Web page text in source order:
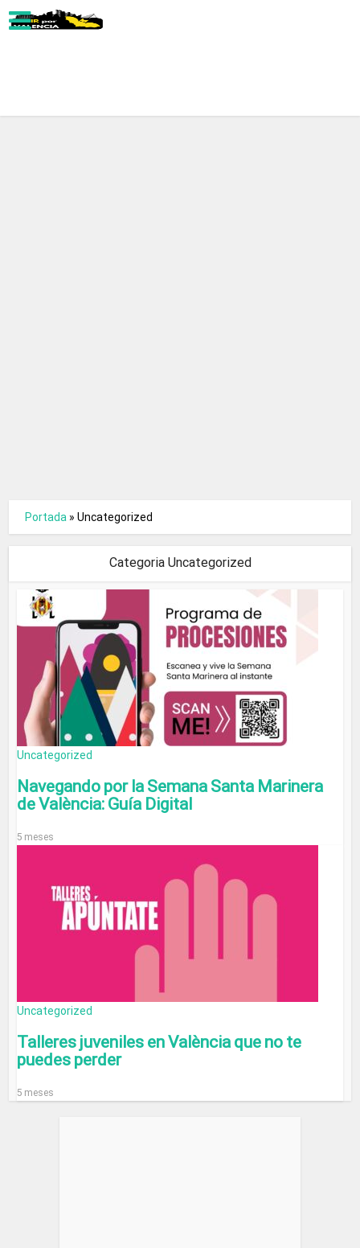
Portada »Uncategorized
Categoria Uncategorized
Uncategorized
Navegando por la Semana Santa Marinera
de València: Guía Digital
5 meses
Uncategorized
Talleres juveniles en València que no te
puedes perder
5 meses